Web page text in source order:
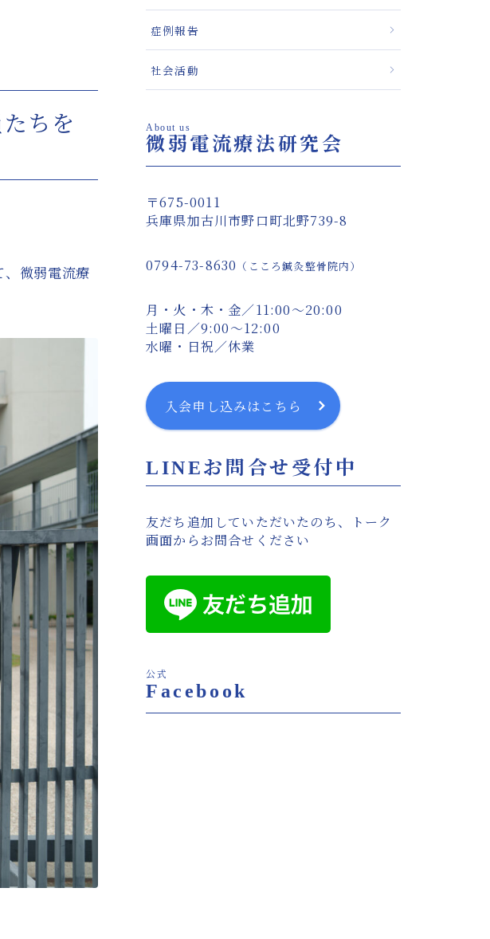
ちを
、微弱電流療
症例報告
社会活動
About us
微弱電流療法研究会
〒675-0011
兵庫県加古川市野口町北野739-8
0794-73-8630 （こころ鍼灸整骨院内）
月・火・木・金／11:00〜20:00
土曜日／9:00〜12:00
水曜・日祝／休業
入会申し込みはこちら
LINEお問合せ受付中
友だち追加していただいたのち、トーク
画面からお問合せください
公式
Facebook